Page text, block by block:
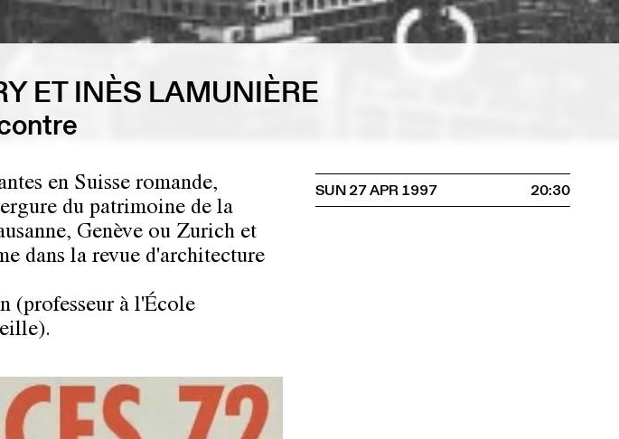
ET INÈS LAMUNIÈRE
en Suisse romande,
du patrimoine de la
Genève ou Zurich et
dans la revue d'architecture
(professeur à l'École
SUN 27 APR 1997 20:30